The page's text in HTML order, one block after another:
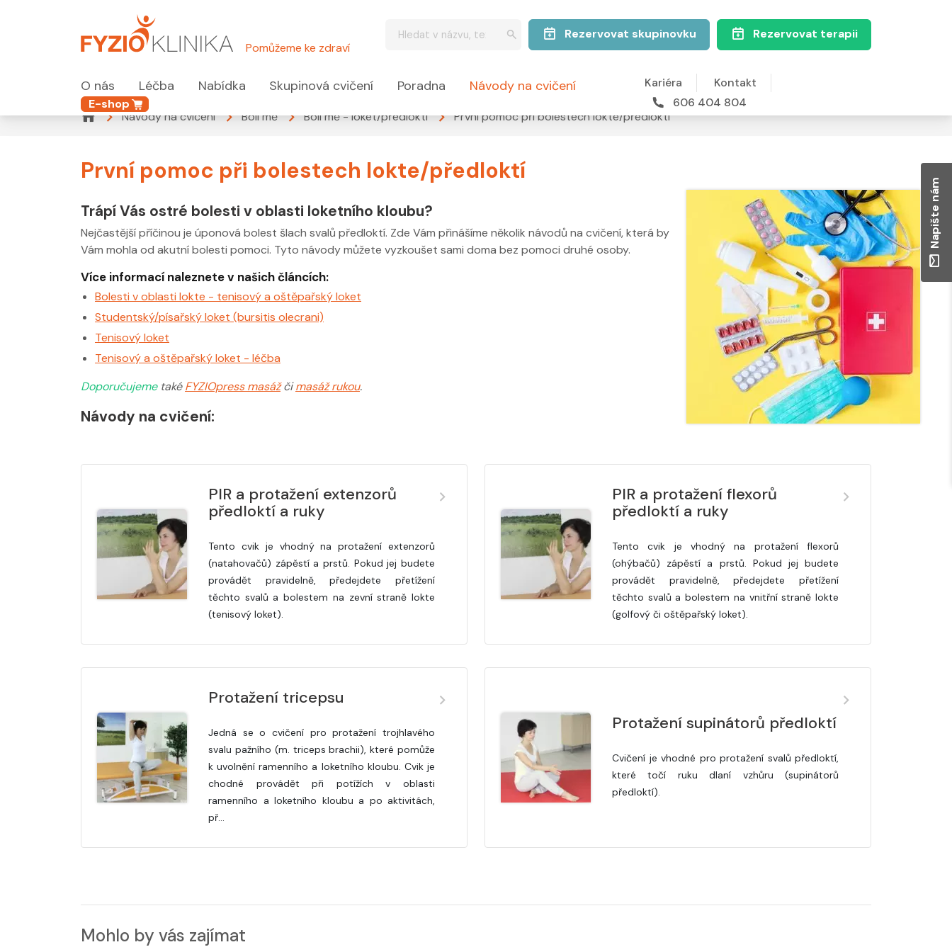
Pomůžeme ke zdraví
Rezervovat skupinovku Rezervovat terapii
O nás Léčba Nabídka Skupinová cvičení Poradna Návody na cvičení
E-shop
Kariéra
Kontakt
606 404 804
Návody na cvičení
Bolí mě Bolí mě - loket/předloktí První pomoc při bolestech lokte/předloktí
První pomoc při bolestech lokte/předloktí
Trápí Vás ostré bolesti v oblasti loketního kloubu?
Nejčastější příčinou je úponová bolest šlach svalů předloktí. Zde Vám přinášíme několik návodů na cvičení, která by
Vám mohla od akutní bolesti pomoci. Tyto návody můžete vyzkoušet sami doma bez pomoci druhé osoby.
Více informací naleznete v našich článcích:
Bolesti v oblasti lokte - tenisový a oštěpařský loket
Studentský/písařský loket (bursitis olecrani)
Tenisový loket
Tenisový a oštěpařský loket - léčba
Doporučujeme takéFYZIOpress masážčimasáž rukou.
Návody na cvičení:
PIR a protažení extenzorů
předloktí a ruky
Tento cvik je vhodný na protažení extenzorů
(natahovačů) zápěstí a prstů. Pokud jej budete
provádět pravidelně, předejdete přetížení
těchto svalů a bolestem na zevní straně lokte
(tenisový loket).
PIR a protažení flexorů
předloktí a ruky
Tento cvik je vhodný na protažení flexorů
(ohýbačů) zápěstí a prstů. Pokud jej budete
provádět pravidelně, předejdete přetížení
těchto svalů a bolestem na vnitřní straně lokte
(golfový či oštěpařský loket).
Protažení tricepsu
Jedná se o cvičení pro protažení trojhlavého
svalu pažního (m. triceps brachii), které pomůže
k uvolnění ramenního a loketního kloubu. Cvik je
chodné provádět při potížích v oblasti
ramenního a loketního kloubu a po aktivitách,
př…
Protažení supinátorů předloktí
Cvičení je vhodné pro protažení svalů předloktí,
které točí ruku dlaní vzhůru (supinátorů
předloktí).
Mohlo by vás zajímat
Napište nám